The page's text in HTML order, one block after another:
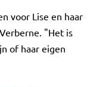
voor Lise en haar
"Het is
of haar eigen